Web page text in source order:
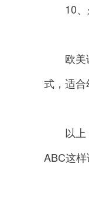
10、
欧美课
式，适合
以上，
ABC这